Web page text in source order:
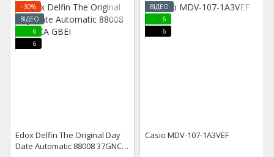
−30%
ВІДЕО
6
6
Edox Delfin The Original Day
Date Automatic 88008 37GNCA
ВІДЕО
6
6
Casio MDV-107-1A3VEF